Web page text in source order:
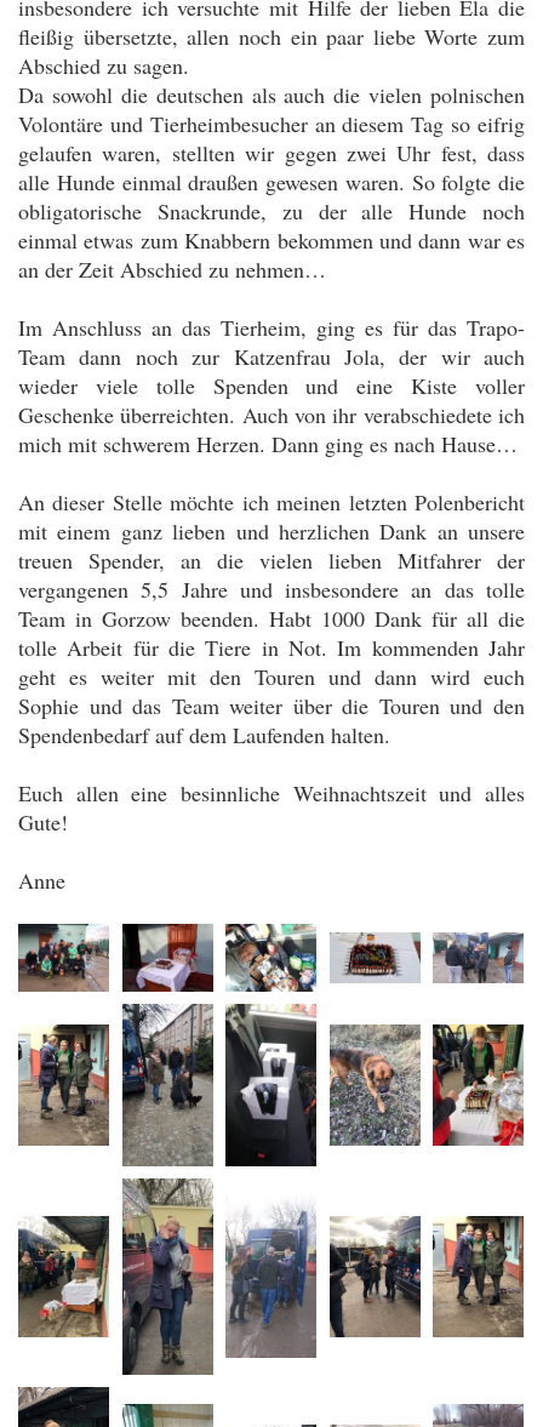
insbesondere ich versuchte mit Hilfe der lieben Ela die
fleißig übersetzte, allen noch ein paar liebe Worte zum
Abschied zu sagen.
Da sowohl die deutschen als auch die vielen polnischen
Volontäre und Tierheimbesucher an diesem Tag so eifrig
gelaufen waren, stellten wir gegen zwei Uhr fest, dass
alle Hunde einmal draußen gewesen waren. So folgte die
obligatorische Snackrunde, zu der alle Hunde noch
einmal etwas zum Knabbern bekommen und dann war es
an der Zeit Abschied zu nehmen…
Im Anschluss an das Tierheim, ging es für das Trapo-
Team dann noch zur Katzenfrau Jola, der wir auch
wieder viele tolle Spenden und eine Kiste voller
Geschenke überreichten. Auch von ihr verabschiedete ich
mich mit schwerem Herzen. Dann ging es nach Hause…
An dieser Stelle möchte ich meinen letzten Polenbericht
mit einem ganz lieben und herzlichen Dank an unsere
treuen Spender, an die vielen lieben Mitfahrer der
vergangenen 5,5 Jahre und insbesondere an das tolle
Team in Gorzow beenden. Habt 1000 Dank für all die
tolle Arbeit für die Tiere in Not. Im kommenden Jahr
geht es weiter mit den Touren und dann wird euch
Sophie und das Team weiter über die Touren und den
Spendenbedarf auf dem Laufenden halten.
Euch allen eine besinnliche Weihnachtszeit und alles
Gute!
Anne